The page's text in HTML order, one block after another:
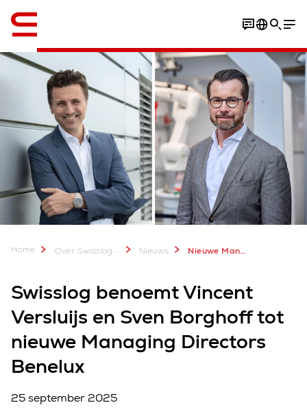
Home Over Swisslog... Nieuws Nieuwe Managing Directors Benelux
Swisslog benoemt Vincent
Versluijs en Sven Borghoff tot
nieuwe Managing Directors
Benelux
25 september 2025